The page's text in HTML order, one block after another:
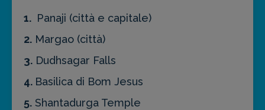
1. Panaji (città e capitale)
2. Margao (città)
3. Dudhsagar Falls
4. Basilica di Bom Jesus
5. Shantadurga Temple